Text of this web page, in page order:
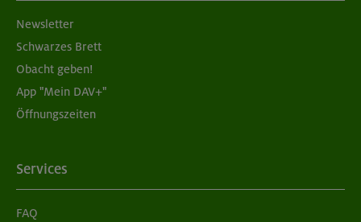
Grundkurs Klettern indoor für Frauen
München
Newsletter
Schwarzes Brett
Obacht geben!
App "Mein DAV+"
Öffnungszeiten
Services
FAQ